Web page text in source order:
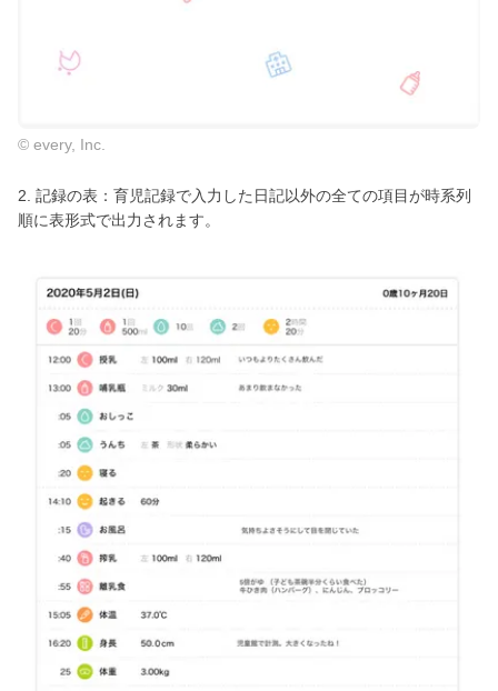
© every, Inc.
2. 記録の表：育児記録で入力した日記以外の全ての項目が時系列
順に表形式で出力されます。